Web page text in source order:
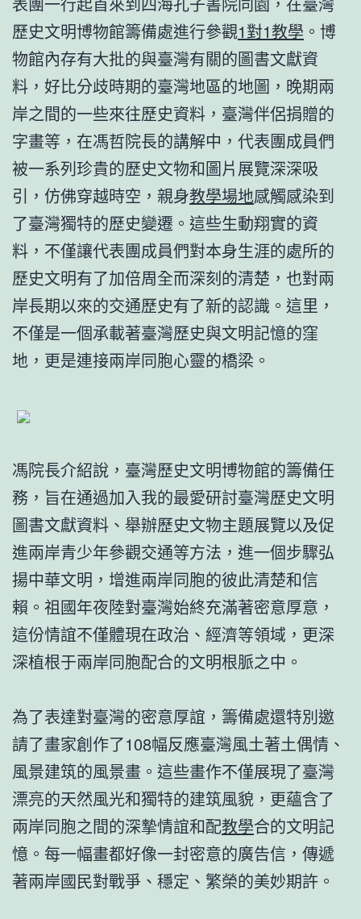
歷史文明博物館籌備處進行參觀1對1教學 。博
物館內存有大批的與臺灣有關的圖書文獻資
料，好比分歧時期的臺灣地區的地圖，晚期兩
岸之間的一些來往歷史資料，臺灣伴侶捐贈的
字畫等，在馮哲院長的講解中，代表團成員們
被一系列珍貴的歷史文物和圖片展覽深深吸
引，仿佛穿越時空，親身教學場地感觸感染到
了臺灣獨特的歷史變遷。這些生動翔實的資
料，不僅讓代表團成員們對本身生涯的處所的
歷史文明有了加倍周全而深刻的清楚，也對兩
岸長期以來的交通歷史有了新的認識。這里，
不僅是一個承載著臺灣歷史與文明記憶的窪
地，更是連接兩岸同胞心靈的橋梁。
馮院長介紹說，臺灣歷史文明博物館的籌備任
務，旨在通過加入我的最愛研討臺灣歷史文明
圖書文獻資料、舉辦歷史文物主題展覽以及促
進兩岸青少年參觀交通等方法，進一個步驟弘
揚中華文明，增進兩岸同胞的彼此清楚和信
賴。祖國年夜陸對臺灣始終充滿著密意厚意，
這份情誼不僅體現在政治、經濟等領域，更深
深植根于兩岸同胞配合的文明根脈之中。
為了表達對臺灣的密意厚誼，籌備處還特別邀
請了畫家創作了108幅反應臺灣風土著土偶情、
風景建筑的風景畫。這些畫作不僅展現了臺灣
漂亮的天然風光和獨特的建筑風貌，更蘊含了
兩岸同胞之間的深摯情誼和配教學合的文明記
憶。每一幅畫都好像一封密意的廣告信，傳遞
著兩岸國民對戰爭、穩定、繁榮的美妙期許。